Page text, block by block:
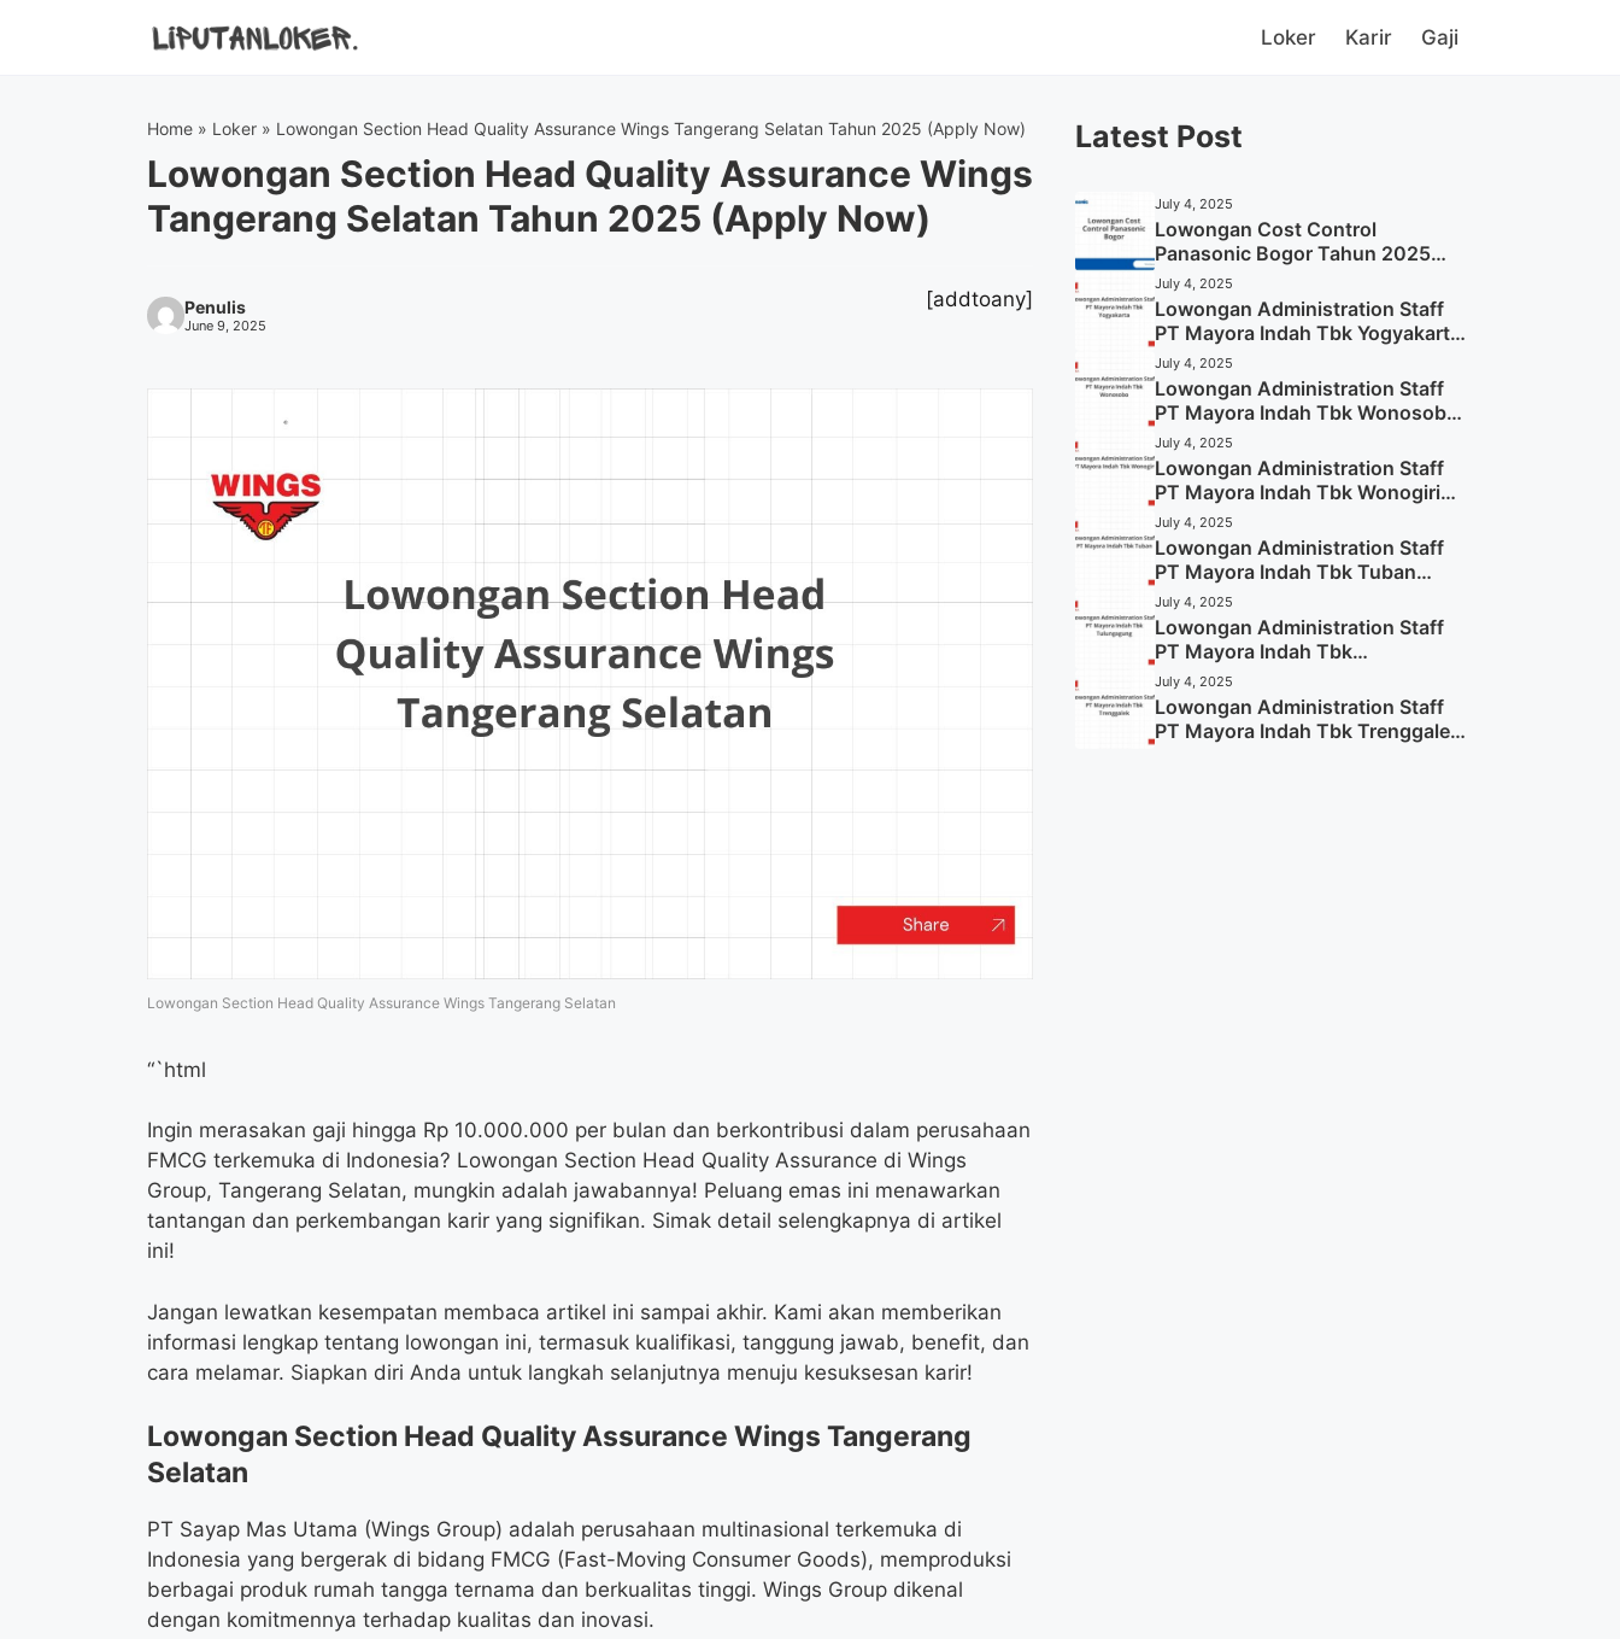
Loker Karir Gaji
Home » Loker » Lowongan Section Head Quality Assurance Wings Tangerang Selatan Tahun 2025 (Apply Now)
Lowongan Section Head Quality Assurance Wings
Tangerang Selatan Tahun 2025 (Apply Now)
Penulis
June 9, 2025
[addtoany]
Lowongan Section Head Quality Assurance Wings Tangerang Selatan
“`html
Ingin merasakan gaji hingga Rp 10.000.000 per bulan dan berkontribusi dalam perusahaan
FMCG terkemuka di Indonesia? Lowongan Section Head Quality Assurance di Wings
Group, Tangerang Selatan, mungkin adalah jawabannya! Peluang emas ini menawarkan
tantangan dan perkembangan karir yang signifikan. Simak detail selengkapnya di artikel
ini!
Jangan lewatkan kesempatan membaca artikel ini sampai akhir. Kami akan memberikan
informasi lengkap tentang lowongan ini, termasuk kualifikasi, tanggung jawab, benefit, dan
cara melamar. Siapkan diri Anda untuk langkah selanjutnya menuju kesuksesan karir!
Lowongan Section Head Quality Assurance Wings Tangerang
Selatan
PT Sayap Mas Utama (Wings Group) adalah perusahaan multinasional terkemuka di
Indonesia yang bergerak di bidang FMCG (Fast-Moving Consumer Goods), memproduksi
berbagai produk rumah tangga ternama dan berkualitas tinggi. Wings Group dikenal
dengan komitmennya terhadap kualitas dan inovasi.
Latest Post
July 4, 2025
Lowongan Cost Control
Panasonic Bogor Tahun 2025
(Lamar Sekarang)
July 4, 2025
Lowongan Administration Staff
PT Mayora Indah Tbk Yogyakarta
Tahun 2025
July 4, 2025
Lowongan Administration Staff
PT Mayora Indah Tbk Wonosobo
Tahun 2025 (Lamar Sekarang)
July 4, 2025
Lowongan Administration Staff
PT Mayora Indah Tbk Wonogiri
Tahun 2025 (Apply Now)
July 4, 2025
Lowongan Administration Staff
PT Mayora Indah Tbk Tuban
Tahun 2025 (Resmi)
July 4, 2025
Lowongan Administration Staff
PT Mayora Indah Tbk
Tulungagung Tahun 2025 (Lamar
Sekarang)
July 4, 2025
Lowongan Administration Staff
PT Mayora Indah Tbk Trenggalek